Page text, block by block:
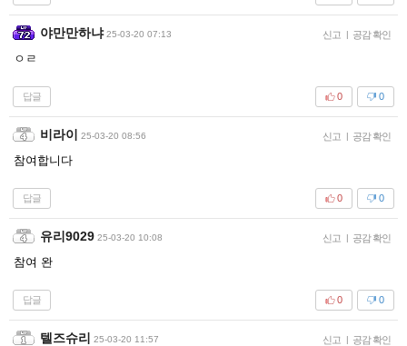
야만만하냐 25-03-20 07:13 신고 | 공감 확인
ㅇㄹ
답글 0
0
비라이 25-03-20 08:56 신고 | 공감 확인
참여합니다
답글 0
0
유리9029 25-03-20 10:08 신고 | 공감 확인
참여 완
답글 0
0
텔즈슈리 25-03-20 11:57 신고 | 공감 확인